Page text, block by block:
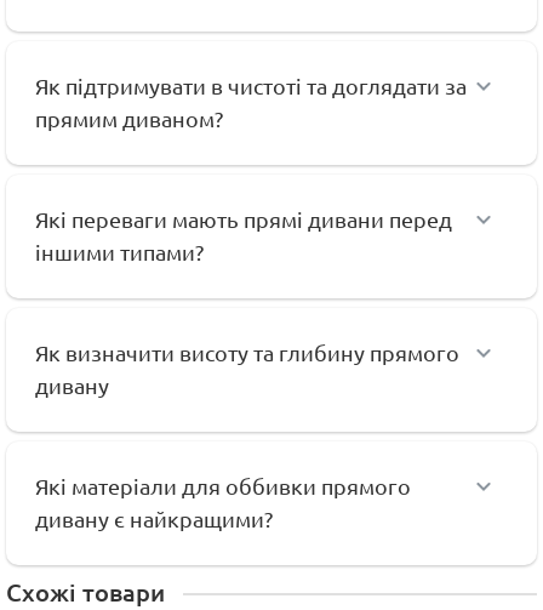
Як підтримувати в чистоті та доглядати за
прямим диваном?
Які переваги мають прямі дивани перед
іншими типами?
Як визначити висоту та глибину прямого
дивану
Які матеріали для оббивки прямого
дивану є найкращими?
Схожі товари